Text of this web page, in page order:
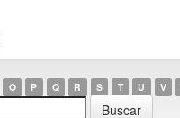
O P Q R S T U V